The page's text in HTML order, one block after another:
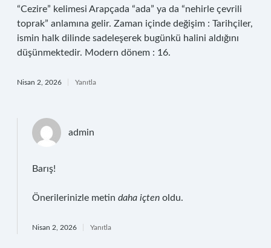
“Cezire” kelimesi Arapçada “ada” ya da “nehirle çevrili
toprak” anlamına gelir. Zaman içinde değişim : Tarihçiler,
ismin halk dilinde sadeleşerek bugünkü halini aldığını
düşünmektedir. Modern dönem : 16.
Nisan 2, 2026 Yanıtla
admin
Barış!
Önerilerinizle metin daha içten oldu.
Nisan 2, 2026 Yanıtla